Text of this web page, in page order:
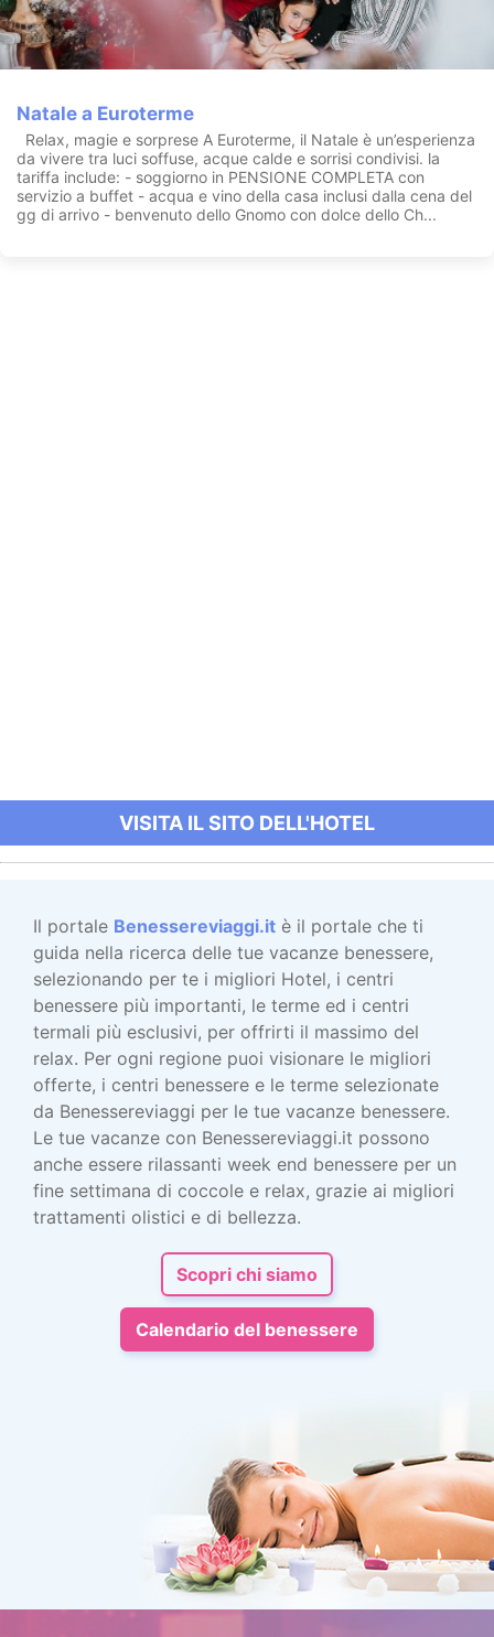
Natale a Euroterme
Relax, magie e sorprese A Euroterme, il Natale è un’esperienza
da vivere tra luci soffuse, acque calde e sorrisi condivisi. la
tariffa include: - soggiorno in PENSIONE COMPLETA con
servizio a buffet - acqua e vino della casa inclusi dalla cena del
gg di arrivo - benvenuto dello Gnomo con dolce dello Ch...
VISITA IL SITO DELL'HOTEL
Il portale Benessereviaggi.it è il portale che ti
guida nella ricerca delle tue vacanze benessere,
selezionando per te i migliori Hotel, i centri
benessere più importanti, le terme ed i centri
termali più esclusivi, per offrirti il massimo del
relax. Per ogni regione puoi visionare le migliori
offerte, i centri benessere e le terme selezionate
da Benessereviaggi per le tue vacanze benessere.
Le tue vacanze con Benessereviaggi.it possono
anche essere rilassanti week end benessere per un
fine settimana di coccole e relax, grazie ai migliori
trattamenti olistici e di bellezza.
Scopri chi siamo
Calendario del benessere